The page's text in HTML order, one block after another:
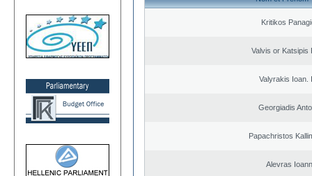
Kritikos
Valvis or Katsipis
Valyrakis Ioan.
Georgiadis
Papachristos
Alevras